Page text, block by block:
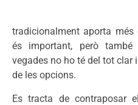
tradicionalment aporta
és important, però
vegades no ho té del tot clar
de les opcions.
Es tracta de contraposar